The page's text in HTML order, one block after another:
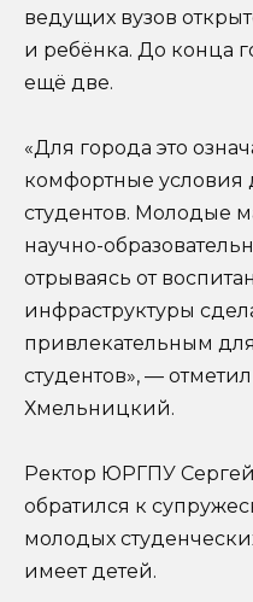
ведущих вузов
и ребёнка. До конца
ещё две.
«Для города это
комфортные условия
студентов. Молодые
научно-
отрываясь от
инфраструктуры
привлекательным
студентов», —
Хмельницкий.
Ректор ЮРГПУ
обратился к
молодых
имеет детей.